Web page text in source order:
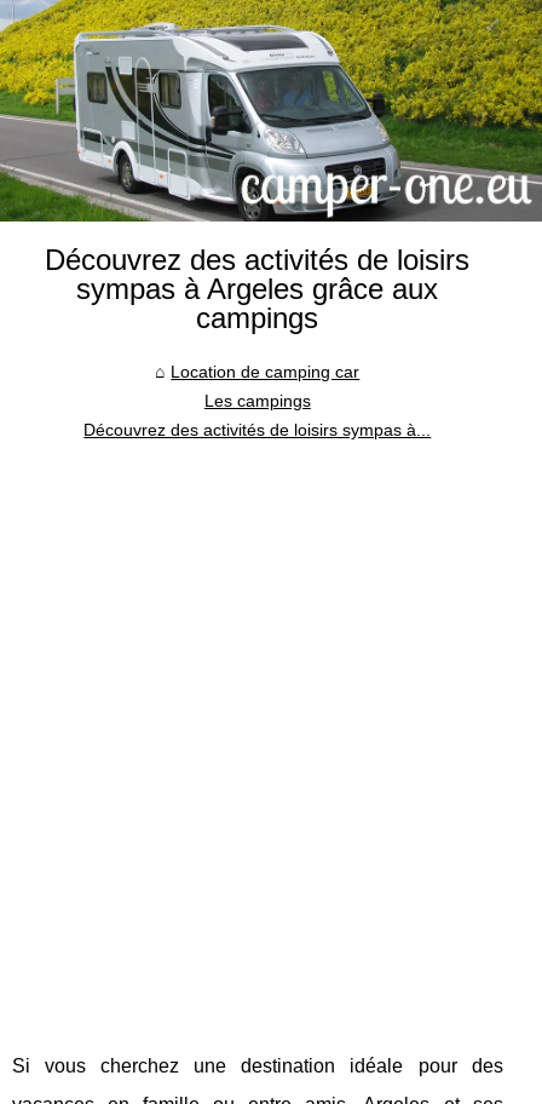
Découvrez des activités de loisirs
sympas à Argeles grâce aux
campings
Location de camping car
Les campings
Découvrez des activités de loisirs sympas à...
Si vous cherchez une destination idéale pour des